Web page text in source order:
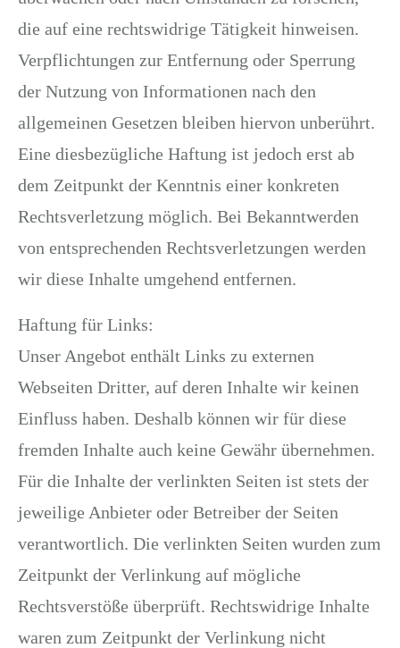
die auf eine rechtswidrige Tätigkeit hinweisen.
Verpflichtungen zur Entfernung oder Sperrung
der Nutzung von Informationen nach den
allgemeinen Gesetzen bleiben hiervon unberührt.
Eine diesbezügliche Haftung ist jedoch erst ab
dem Zeitpunkt der Kenntnis einer konkreten
Rechtsverletzung möglich. Bei Bekanntwerden
von entsprechenden Rechtsverletzungen werden
wir diese Inhalte umgehend entfernen.
Haftung für Links:
Unser Angebot enthält Links zu externen
Webseiten Dritter, auf deren Inhalte wir keinen
Einfluss haben. Deshalb können wir für diese
fremden Inhalte auch keine Gewähr übernehmen.
Für die Inhalte der verlinkten Seiten ist stets der
jeweilige Anbieter oder Betreiber der Seiten
verantwortlich. Die verlinkten Seiten wurden zum
Zeitpunkt der Verlinkung auf mögliche
Rechtsverstöße überprüft. Rechtswidrige Inhalte
waren zum Zeitpunkt der Verlinkung nicht